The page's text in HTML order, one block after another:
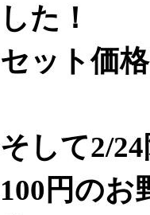
した！
セット価
そして2/
100円のお